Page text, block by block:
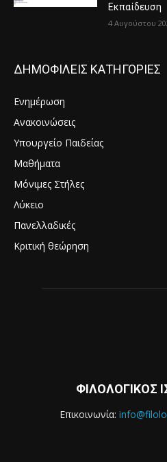
Εκπαίδευση
4 Αυγούστου
ΔΗΜΟΦΙΛΕΙΣ ΚΑΤΗΓΟΡΙΕΣ
Ενημέρωση
Ανακοινώσεις
Υπουργείο Παιδείας
Μαθήματα
Μόνιμες Στήλες
Λύκειο
Πανελλαδικές
Κριτική θεώρηση
ΦΙΛΟΛΟΓΙΚΟΣ
Επικοινωνία: